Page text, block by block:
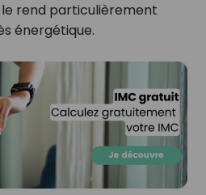
rend particulièrement
énergétique.